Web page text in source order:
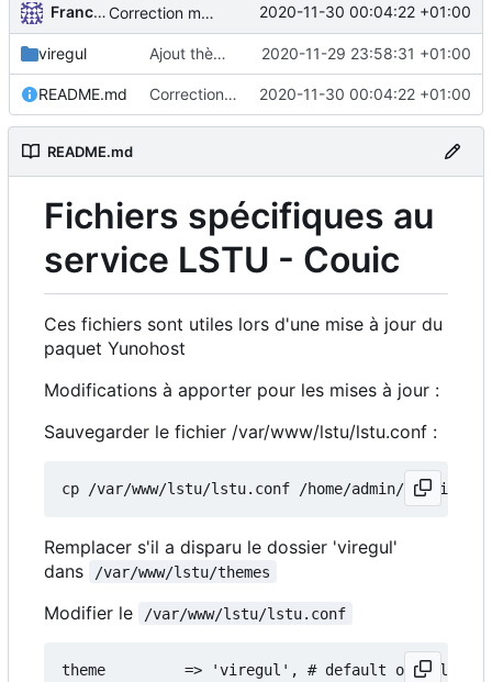
FrancoisA Correction markdown 2020-11-30 00:04:22 +01:00
viregul Ajout thème Viregul 2020-11-29 23:58:31 +01:00
README.md Correction markdown 2020-11-30 00:04:22 +01:00
README.md
Fichiers spécifiques au
service LSTU - Couic
Ces fichiers sont utiles lors d'une mise à jour du
paquet Yunohost
Modifications à apporter pour les mises à jour :
Sauvegarder le fichier /var/www/lstu/lstu.conf :
Remplacer s'il a disparu le dossier 'viregul'
dans
/var/www/lstu/themes
Modifier le /var/www/lstu/lstu.conf